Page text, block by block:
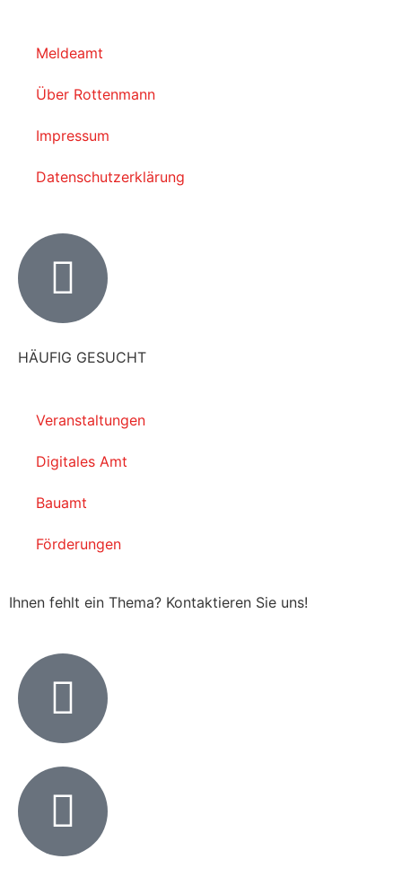
Meldeamt
Über Rottenmann
Impressum
Datenschutzerklärung
HÄUFIG GESUCHT
Veranstaltungen
Digitales Amt
Bauamt
Förderungen
Ihnen fehlt ein Thema? Kontaktieren Sie uns!